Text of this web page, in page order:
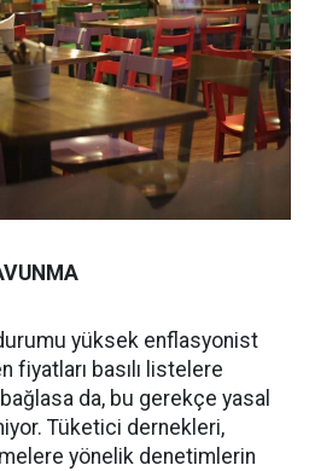
yüksek enflasyonist
fiyatları basılı listelere
da, bu gerekçe yasal
Tüketici dernekleri,
yönelik denetimlerin